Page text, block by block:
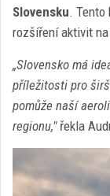
Slovensku. Tento
rozšíření aktivit
„Slovensko má
příležitosti pro
pomůže naší
regionu,"řekla